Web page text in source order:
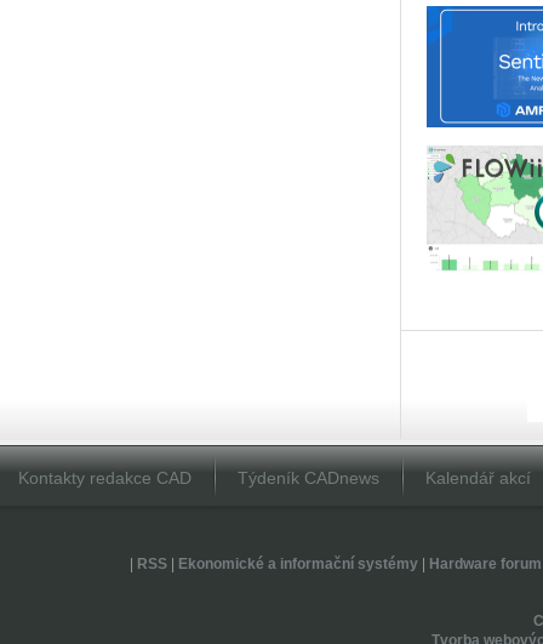
Kontakty redakce CAD Týdeník CADnews Kalendář akcí
RSS| Ekonomické a informační systémy| Hardware forum
Tvorba